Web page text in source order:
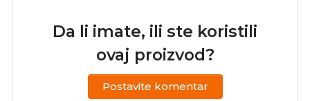
Da li imate, ili ste koristili
ovaj proizvod?
Postavite komentar